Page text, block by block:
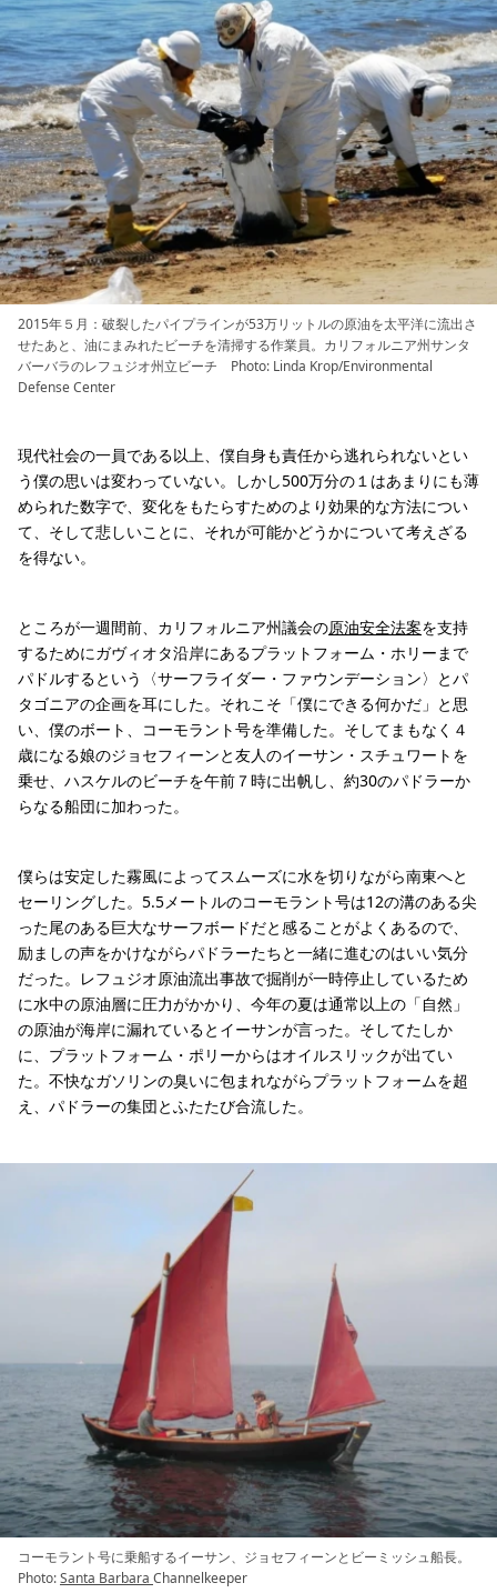
2015年５月：破裂したパイプラインが53万リットルの原油を太平洋に流出さ
せたあと、油にまみれたビーチを清掃する作業員。カリフォルニア州サンタ
バーバラのレフュジオ州立ビーチ Photo: Linda Krop/Environmental
Defense Center
現代社会の一員である以上、僕自身も責任から逃れられないとい
う僕の思いは変わっていない。しかし500万分の１はあまりにも薄
められた数字で、変化をもたらすためのより効果的な方法につい
て、そして悲しいことに、それが可能かどうかについて考えざる
を得ない。
ところが一週間前、カリフォルニア州議会の原油安全法案を支持
するためにガヴィオタ沿岸にあるプラットフォーム・ホリーまで
パドルするという〈サーフライダー・ファウンデーション〉とパ
タゴニアの企画を耳にした。それこそ「僕にできる何かだ」と思
い、僕のボート、コーモラント号を準備した。そしてまもなく４
歳になる娘のジョセフィーンと友人のイーサン・スチュワートを
乗せ、ハスケルのビーチを午前７時に出帆し、約30のパドラーか
らなる船団に加わった。
僕らは安定した霧風によってスムーズに水を切りながら南東へと
セーリングした。5.5メートルのコーモラント号は12の溝のある尖
った尾のある巨大なサーフボードだと感ることがよくあるので、
励ましの声をかけながらパドラーたちと一緒に進むのはいい気分
だった。レフュジオ原油流出事故で掘削が一時停止しているため
に水中の原油層に圧力がかかり、今年の夏は通常以上の「自然」
の原油が海岸に漏れているとイーサンが言った。そしてたしか
に、プラットフォーム・ポリーからはオイルスリックが出てい
た。不快なガソリンの臭いに包まれながらプラットフォームを超
え、パドラーの集団とふたたび合流した。
コーモラント号に乗船するイーサン、ジョセフィーンとビーミッシュ船長。
Photo:Santa Barbara Channelkeeper